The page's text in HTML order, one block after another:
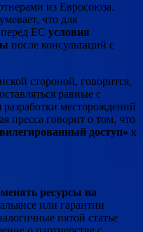
из Евросоюза.
что для
ЕС условия
после консультаций с
стороной, говорится,
равные с
месторождений
пресса говорит о том, что
доступ» к
ресурсы на
или гарантии
пятой статье